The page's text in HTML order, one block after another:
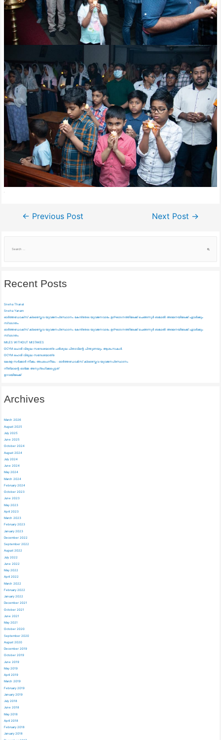
navigation
← Previous Post Next Post →
oRecent Posts
Sneha Thanal
Sneha Yanam
ഓർത്തഡോക്സ് ക്രൈസ്തവ യുവജനപ്രസ്ഥാനം കേന്ദ്രതല യുവജനവാരം ഉദ്ഘാടനത്തിലേക്ക് ചെങ്ങന്നുർ ബഥേൽ അരമനയിലേക്ക് ഏവർക്കും
സ്വാഗതം
ഓർത്തഡോക്സ് ക്രൈസ്തവ യുവജനപ്രസ്ഥാനം കേന്ദ്രതല യുവജനവാരം ഉദ്ഘാടനത്തിലേക്ക് ചെങ്ങന്നുർ ബഥേൽ അരമനയിലേക്ക് ഏവർക്കും
സ്വാഗതം
MILES WITHOUT MISTAKES
OCYM ലഹരി വിരുദ്ധ സന്ദേശയാത്ര പരിശുദ്ധ പിതാവിന്റെ പിന്തുണയും ആശംസകൾ.
OCYM ലഹരി വിരുദ്ധ സന്ദേശയാത്ര
കേരള സർക്കാർ നീക്കം അപലപനീയം : ഓർത്തഡോൿസ്‌ ക്രൈസ്തവ യുവജനപ്രസ്ഥാനം
നീതിമാന്റെ ഓർമ്മ അനുഗ്രഹിക്കപ്പെട്ടത്
ഉറവയിലേക്ക്
Archives
March 2026
August 2025
July 2025
June 2025
October 2024
August 2024
July 2024
June 2024
May 2024
March 2024
February 2024
October 2023
June 2023
May 2023
April 2023
March 2023
February 2023
January 2023
December 2022
September 2022
August 2022
July 2022
June 2022
May 2022
April 2022
March 2022
February 2022
January 2022
December 2021
October 2021
June 2021
May 2021
October 2020
September 2020
August 2020
December 2019
October 2019
June 2019
May 2019
April 2019
March 2019
February 2019
January 2019
July 2018
June 2018
May 2018
April 2018
February 2018
January 2018